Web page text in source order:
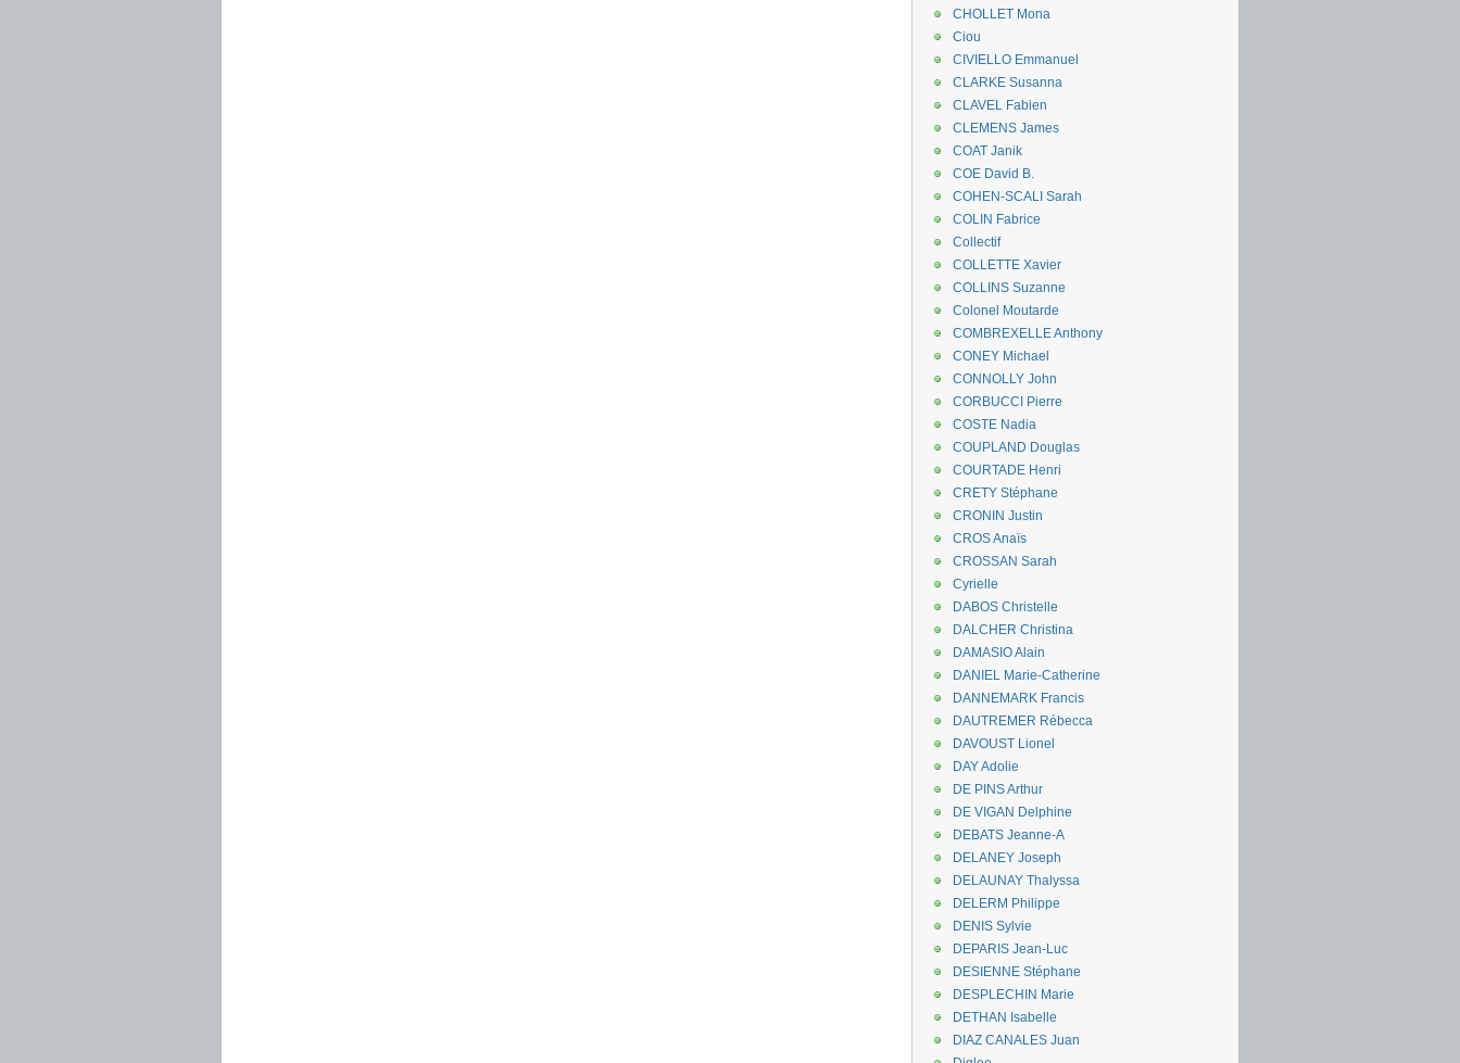
CHOLLET Mona
Ciou
CIVIELLO Emmanuel
CLARKE Susanna
CLAVEL Fabien
CLEMENS James
COAT Janik
COE David B.
COHEN-SCALI Sarah
COLIN Fabrice
Collectif
COLLETTE Xavier
COLLINS Suzanne
Colonel Moutarde
COMBREXELLE Anthony
CONEY Michael
CONNOLLY John
CORBUCCI Pierre
COSTE Nadia
COUPLAND Douglas
COURTADE Henri
CRETY Stéphane
CRONIN Justin
CROS Anaïs
CROSSAN Sarah
Cyrielle
DABOS Christelle
DALCHER Christina
DAMASIO Alain
DANIEL Marie-Catherine
DANNEMARK Francis
DAUTREMER Rébecca
DAVOUST Lionel
DAY Adolie
DE PINS Arthur
DE VIGAN Delphine
DEBATS Jeanne-A
DELANEY Joseph
DELAUNAY Thalyssa
DELERM Philippe
DENIS Sylvie
DEPARIS Jean-Luc
DESIENNE Stéphane
DESPLECHIN Marie
DETHAN Isabelle
DIAZ CANALES Juan